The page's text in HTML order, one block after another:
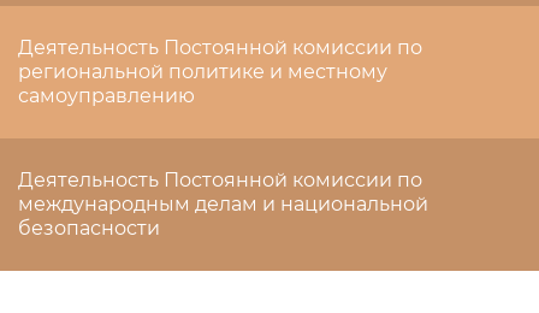
Деятельность Постоянной комиссии по
региональной политике и местному
самоуправлению
Деятельность Постоянной комиссии по
международным делам и национальной
безопасности